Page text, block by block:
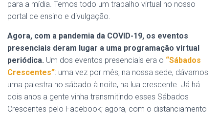
para a mídia. Temos todo um trabalho virtual no nosso
portal de ensino e divulgação.
Agora, com a pandemia da COVID-19, os eventos
presenciais deram lugar a uma programação virtual
periódica. Um dos eventos presenciais era o “Sábados
Crescentes”: uma vez por mês, na nossa sede, dávamos
uma palestra no sábado à noite, na lua crescente. Já há
dois anos a gente vinha transmitindo esses Sábados
Crescentes pelo Facebook; agora, com o distanciamento